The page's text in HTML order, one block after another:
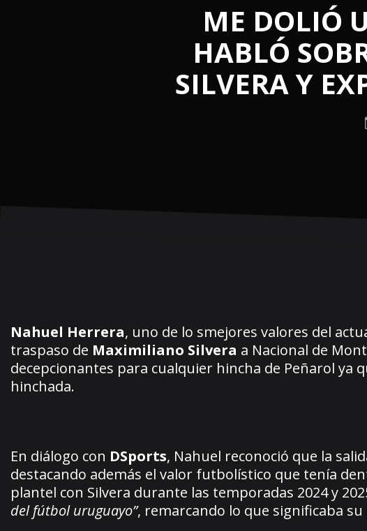
ME DOLIÓ
HABLÓ
SILVERA Y
Nahuel Herrera, uno de lo smejores valores del
traspaso de Maximiliano Silvera a Nacional de
decepcionantes para cualquier hincha de Peñarol
hinchada.
En diálogo con DSports, Nahuel reconoció que la
destacando además el valor futbolístico que tenía
plantel con Silvera durante las temporadas 2024 y
del fútbol uruguayo”, remarcando lo que significaba